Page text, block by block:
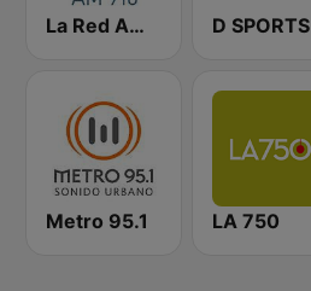
La Red AM 910 D SPORTS
Metro 95.1 LA 750